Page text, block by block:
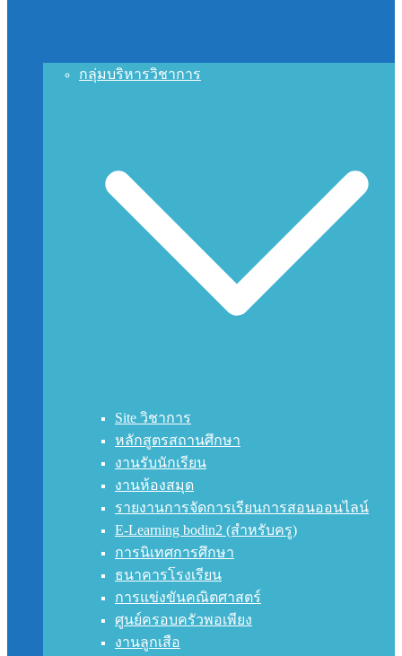
กลุ่มบริหารวิชาการ
Site วิชาการ
หลักสูตรสถานศึกษา
งานรับนักเรียน
งานห้องสมุด
รายงานการจัดการเรียนการสอนออนไลน์
E-Learning bodin2 (สำหรับครู)
การนิเทศการศึกษา
ธนาคารโรงเรียน
การแข่งขันคณิตศาสตร์
ศูนย์ครอบครัวพอเพียง
งานลูกเสือ